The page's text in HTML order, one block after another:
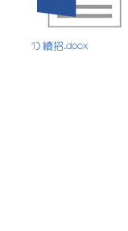
1) 續招.docx